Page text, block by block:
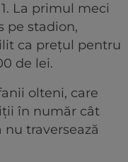
La primul meci
pe stadion,
ca prețul pentru
de lei.
olteni, care
în număr cât
traversează